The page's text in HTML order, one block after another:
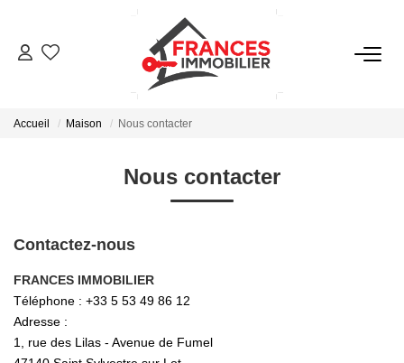
GESTION LOCATIVE
NOTRE AGENCE
Accueil Maison Nous contacter
Nous contacter
Contactez-nous
FRANCES IMMOBILIER
Téléphone : +33 5 53 49 86 12
Adresse :
1, rue des Lilas - Avenue de Fumel